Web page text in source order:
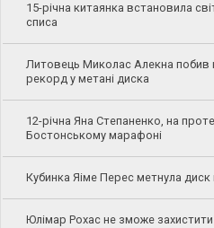
15-річна китаянка встановила
списа
Литовець Миколас Алекна побив
рекорд у метані диска
12-річна Яна Степаненко, на
Бостонському марафоні
Кубинка Яіме Перес метнула диск
Юлімар Рохас не зможе захистити